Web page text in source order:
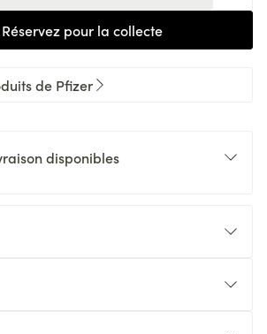
Réservez pour la collecte
de Pfizer
disponibles